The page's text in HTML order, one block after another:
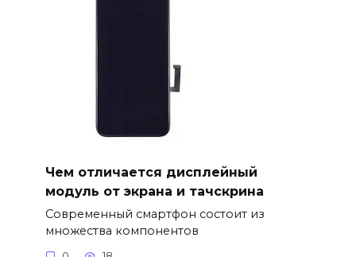
Чем отличается дисплейный
модуль от экрана и тачскрина
Современный смартфон состоит из
множества компонентов